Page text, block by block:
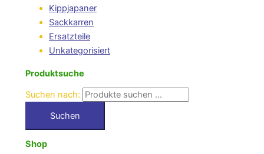
Kippjapaner
Sackkarren
Ersatzteile
Unkategorisiert
Produktsuche
Suchen nach:
Suchen
Shop